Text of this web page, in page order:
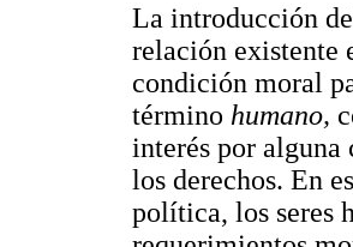
La introducción
relación existente
condición moral
término humano,
interés por
los derechos. En
política, los seres